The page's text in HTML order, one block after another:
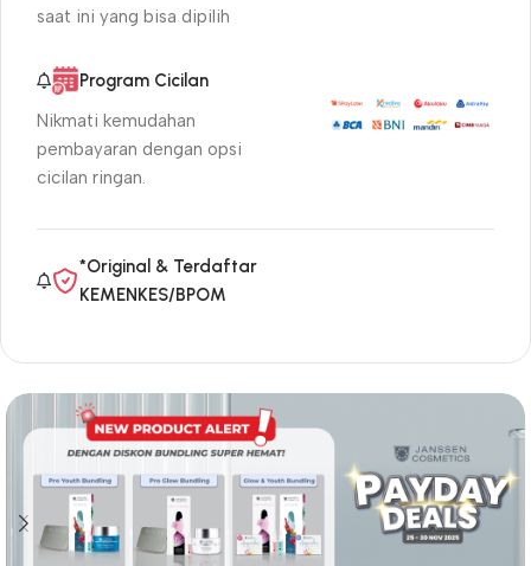
saat ini yang bisa dipilih
Program Cicilan
Nikmati kemudahan
pembayaran dengan opsi
cicilan ringan.
*Original & Terdaftar
KEMENKES/BPOM